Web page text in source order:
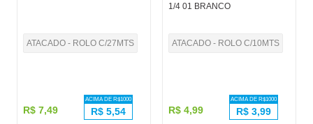
ATACADO - ROLO C/27MTS
R$ 7,49
ACIMA DE R$1000
R$ 5,54
1/4 01 BRANCO
ATACADO - ROLO C/10MTS
R$ 4,99
ACIMA DE R$1000
R$ 3,99